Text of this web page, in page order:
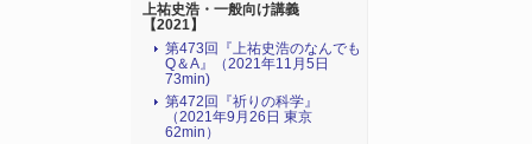
上祐史浩・一般向け講義
【2021】
第473回『上祐史浩のなんでも
Q＆A』（2021年11月5日
73min)
第472回『祈りの科学』
（2021年9月26日 東京
62min）